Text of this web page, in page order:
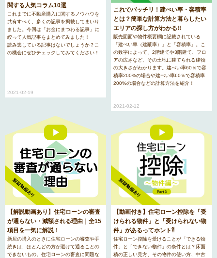
関する人気コラム10選
これまでに不動産購入に関するノウハウを
共有すべく、多くの記事を掲載してまいり
ました。今回は「お金にまつわる記事」に
絞って人気記事をまとめてみました！
読み逃している記事はないでしょうか？こ
の機会にぜひチェックしてみてください！
2021-02-19
これでバッチリ！建ぺい率・容積率
とは？簡単な計算方法と暮らしたい
エリアの探し方がわかる!!
販売図面や物件概要欄に記載されている
「建ぺい率（建蔽率）」と「容積率」。こ
の数字によって、2階建てや3階建て、フロ
アの広さなど、その土地に建てられる建物
の大きさがわかります。建ぺい率60％で容
積率200%の場合や建ぺい率60％で容積率
200%の場合などの計算方法を紹介！
2021-02-12
【解説動画あり】住宅ローンの審査
が通らない・減額される理由｜全15
項目を一気に解説！
新居の購入のときに住宅ローンの審査や手
続きは、ほとんどの方が避けて通ることの
できないもの。住宅ローンの審査に問題な
【動画付き】住宅ローン控除を「受
けられる物件」と「受けられない物
件」があるってホント⁈
住宅ローン控除を受けることが「できる物
件」と「できない物件」の条件とは？床面
積の正しい見方、その物件の使い方、中古